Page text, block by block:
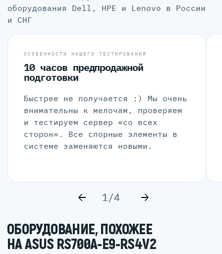
оборудования Dell, HPE и Lenovo в России
и СНГ
ОСОБЕННОСТИ НАШЕГО ТЕСТИРОВАНИЯ
10 часов предпродажной
подготовки
Быстрее не получается :) Мы очень
внимательны к мелочам, проверяем
и тестируем сервер «со всех
сторон». Все спорные элементы в
системе заменяются новыми.
1/4
ОБОРУДОВАНИЕ, ПОХОЖЕЕ
НА ASUS RS700A-E9-RS4V2